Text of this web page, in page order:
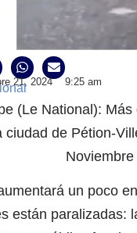
21, 2024 9:25 am
(Le National):
ciudad de Pétion-
Noviembre
un poco
están paralizadas: